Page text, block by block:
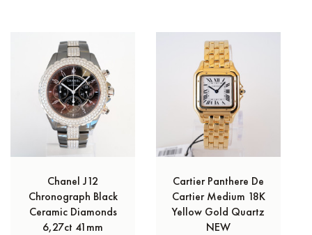
Chanel J12
Chronograph Black
Ceramic Diamonds
6,27ct 41mm
Cartier Panthere De
Cartier Medium 18K
Yellow Gold Quartz
NEW